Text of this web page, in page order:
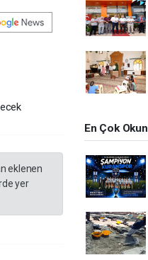
eklenen
yer
En Çok